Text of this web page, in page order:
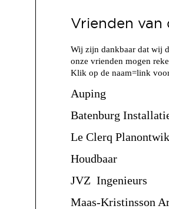
Vrienden van
Wij zijn dankbaar dat wij
onze vrienden mogen
Klik op de naam=link
Auping
Batenburg
Le Clerq
Houdbaar
JVZ Ingenieurs
Maas-Kristinsson